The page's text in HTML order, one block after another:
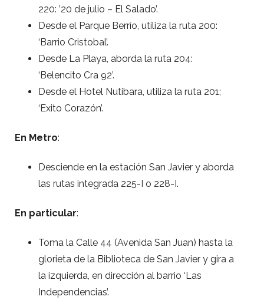
220: ’20 de julio – El Salado’.
Desde el Parque Berrío, utiliza la ruta 200:
‘Barrio Cristobal’.
Desde La Playa, aborda la ruta 204:
‘Belencito Cra 92’.
Desde el Hotel Nutibara, utiliza la ruta 201;
‘Exito Corazón’.
En Metro:
Desciende en la estación San Javier y aborda
las rutas integrada 225-I o 228-I.
En particular:
Toma la Calle 44 (Avenida San Juan) hasta la
glorieta de la Biblioteca de San Javier y gira a
la izquierda, en dirección al barrio ‘Las
Independencias’.